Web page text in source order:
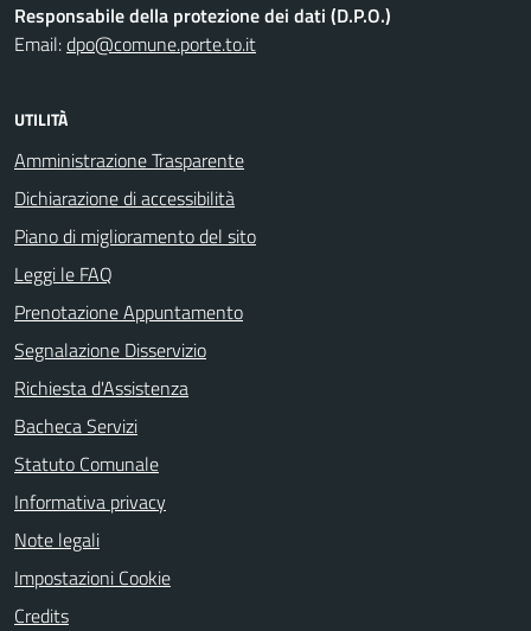
Responsabile della protezione dei dati (D.P.O.)
Email:dpo@comune.porte.to.it
UTILITÀ
Amministrazione Trasparente
Dichiarazione di accessibilità
Piano di miglioramento del sito
Leggi le FAQ
Prenotazione Appuntamento
Segnalazione Disservizio
Richiesta d'Assistenza
Bacheca Servizi
Statuto Comunale
Informativa privacy
Note legali
Impostazioni Cookie
Credits